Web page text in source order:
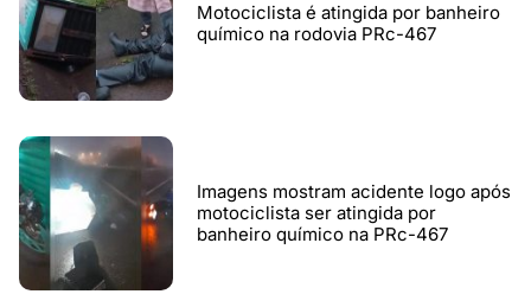
Motociclista é atingida por banheiro
químico na rodovia PRc-467
Imagens mostram acidente logo após
motociclista ser atingida por
banheiro químico na PRc-467